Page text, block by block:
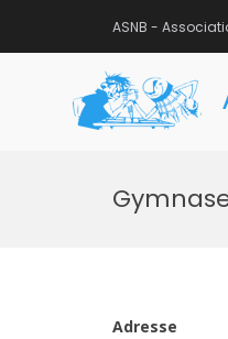
ASNB -
Adresse